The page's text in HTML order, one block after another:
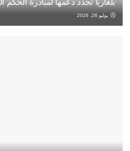
يوليو 28, 2026